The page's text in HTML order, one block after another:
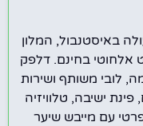
באיסטנבול, המלון
אלחוטי בחינם. דלפק
לובי משותף ושירות
ישיבה, טלוויזיה
עם מייבש שיער